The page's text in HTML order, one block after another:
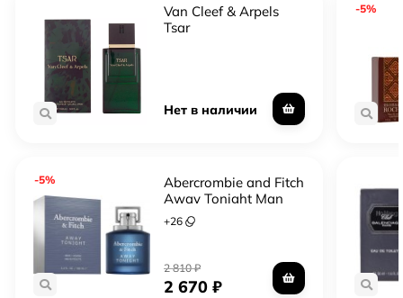
Van Cleef & Arpels
Tsar
Нет в наличии
-5%
Abercrombie and Fitch
Away Tonight Man
+26
2 810₽
2 670₽
-5%